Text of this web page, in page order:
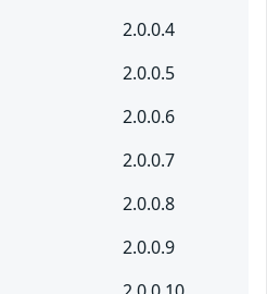
2.0.0.4
2.0.0.5
2.0.0.6
2.0.0.7
2.0.0.8
2.0.0.9